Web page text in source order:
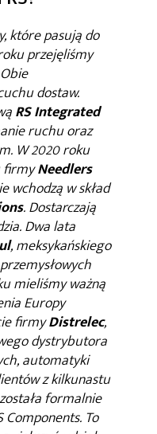
które pasują do
przejęliśmy
dostaw.
RS Integrated
ruchu oraz
W 2020 roku
firmyNeedlers
wchodzą w skład
. Dostarczają
Dwa lata
, meksykańskiego
mieliśmy ważną
Europy
firmyDistrelec,
dystrybutora
automatyki
z kilkunastu
formalnie
To